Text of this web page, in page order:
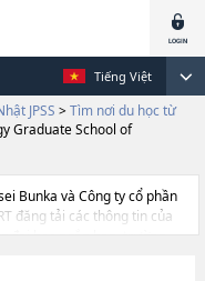
Tiếng Việt
JPSS > Tìm nơi du học từ
Graduate School of
Bunka và Công ty cổ phần
đăng tải các thông tin của
đại học ngắn hạn, trường